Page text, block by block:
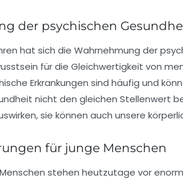
der psychischen
hat sich die Wahrnehmung der
für die Gleichwertigkeit von
Erkrankungen sind häufig und
nicht den gleichen Stellenwert
sie können auch unsere
für junge Menschen
stehen heutzutage vor